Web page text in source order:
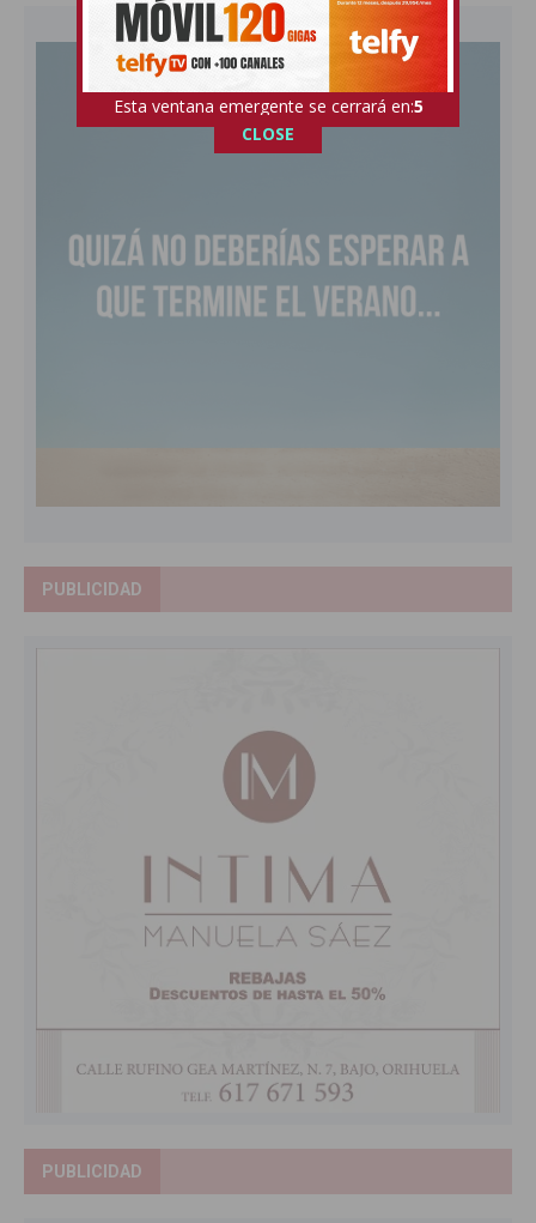
PUBLICIDAD
PUBLICIDAD
Esta ventana emergente se cerrará en:4
CLOSE